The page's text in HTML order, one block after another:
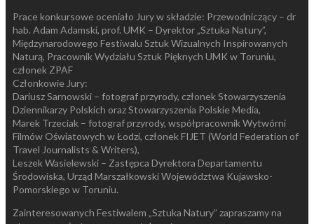
Prace konkursowe oceniało Jury w składzie: Przewodniczący – dr
hab. Adam Adamski, prof. UMK – Dyrektor „Sztuka Natury”,
Międzynarodowego Festiwalu Sztuk Wizualnych Inspirowanych
Naturą, Pracownik Wydziału Sztuk Pięknych UMK w Toruniu,
członek ZPAF
Członkowie Jury:
Dariusz Sarnowski – fotograf przyrody, członek Stowarzyszenia
Dziennikarzy Polskich oraz Stowarzyszenia Polskie Media,
Marek Trzeciak – fotograf przyrody, współpracownik Wytwórni
Filmów Oświatowych w Łodzi, członek FIJET (World Federation of
Travel Journalists & Writers),
Leszek Wasielewski – Zastępca Dyrektora Departamentu
Środowiska, Urząd Marszałkowski Województwa Kujawsko-
Pomorskiego w Toruniu.
Zainteresowanych Festiwalem „Sztuka Natury” zapraszamy na